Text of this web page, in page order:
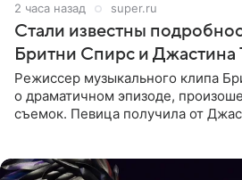
2 часа назад super.ru
Стали известны
Бритни Спирс и Джастина
Режиссер музыкального клипа
о драматичном эпизоде,
съемок. Певица получила от